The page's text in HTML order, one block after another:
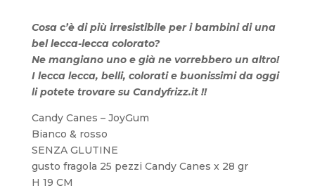
Cosa c’è di più irresistibile per i bambini di una
bel lecca-lecca colorato?
Ne mangiano uno e già ne vorrebbero un altro!
I lecca lecca, belli, colorati e buonissimi da oggi
li potete trovare su Candyfrizz.it !!
Candy Canes – JoyGum
Bianco & rosso
SENZA GLUTINE
gusto fragola 25 pezzi Candy Canes x 28 gr
H 19 CM